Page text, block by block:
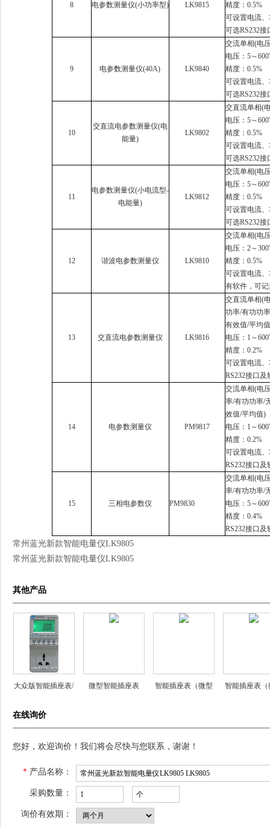
8 电参数测量仪(小功率型) LK9815
精度：0.5%
可设置电流
可选RS232
9 电参数测量仪(40A) LK9840
交流单相(电
电压：5～
精度：0.5%
可设置电流
可选RS232
10
交直流电参数测量仪(电
能量)
LK9802
交直流单相(
电压：5～
精度：0.5%
可设置电流
可选RS232
11
电参数测量仪(小电流型-
电能量)
LK9812
交流单相(电
电压：5～
精度：0.5%
可设置电流
可选RS232
12 谐波电参数测量仪 LK9810
交流单相(电
电压：2～
精度：0.5%
可设置电流
有软件，可
13 交直流电参数测量仪 LK9816
交直流单相(
功率/有功功
有效值/平均
电压：1～
精度：0.2%
可设置电流
RS232接口及
14 电参数测量仪 PM9817
交流单相(电
率/有功功率/
效值/平均值)
电压：1～
精度：0.2%
可设置电流
RS232接口及
15 三相电参数仪 PM9830
交流单相(电
率/有功功率/
电压：5～
精度：0.4%
RS232接口及
常州蓝光新款智能电量仪LK9805
常州蓝光新款智能电量仪LK9805
其他产品
大众版智能插座表/ 微型智能插座表 智能插座表（微型 智能插座表（
在线询价
您好，欢迎询价！我们将会尽快与您联系，谢谢！
* 产品名称：
采购数量：
询价有效期：